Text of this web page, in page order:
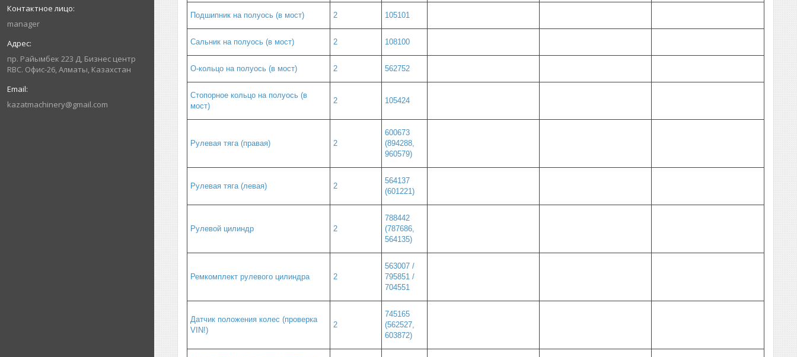
manager
пр. Райымбек 223 Д, Бизнес центр
RBC. Офис-26, Алматы, Казахстан
kazatmachinery@gmail.com
Подшипник на полуось (в мост) 2 105101
Сальник на полуось (в мост) 2 108100
О-кольцо на полуось (в мост) 2 562752
Стопорное кольцо на полуось (в
мост)
2 105424
Рулевая тяга (правая) 2
600673
(894288,
960579)
Рулевая тяга (левая) 2
564137
(601221)
Рулевой цилиндр 2
788442
(787686,
564135)
Ремкомплект рулевого цилиндра 2
563007 /
795851 /
704551
Датчик положения колес (проверка
VIN!)
2
745165
(562527,
603872)